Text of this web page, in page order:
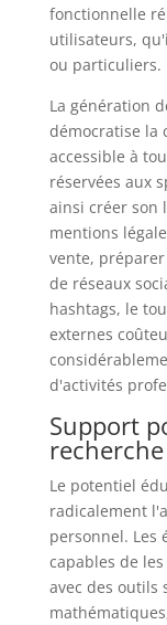
fonctionnelle
utilisateurs,
ou particuliers.
La génération
démocratise la
accessible à
réservées aux
ainsi créer son
mentions
vente,
de réseaux
hashtags, le
externes
d'activités
Support
Le potentiel
radicalement
personnel. Les
capables de
avec des outils